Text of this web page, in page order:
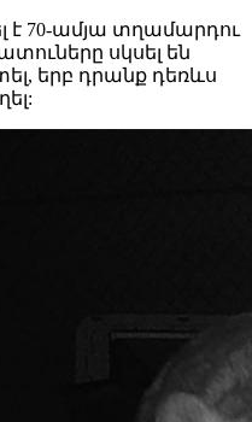
է 70-ամյա տղամարդու
սկսել են
երբ դրանք դեռևս